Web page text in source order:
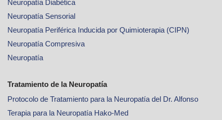
Neuropatía Diabética
Neuropatía Sensorial
Neuropatía Periférica Inducida por Quimioterapia (CIPN)
Neuropatía Compresiva
Neuropatía
Tratamiento de la Neuropatía
Protocolo de Tratamiento para la Neuropatía del Dr. Alfonso
Terapia para la Neuropatía Hako-Med